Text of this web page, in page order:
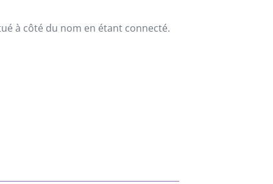
à côté du nom en étant connecté.